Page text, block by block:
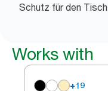
Schutz für den Tisch
Works with
+19